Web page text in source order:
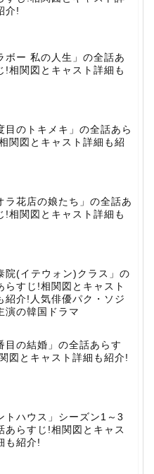
介!
ボー 私の人生」の全話あ
!相関図とキャスト詳細も
目のトキメキ」の全話あら
関図とキャスト詳細も紹
ラ花店の娘たち」の全話あ
!相関図とキャスト詳細も
院(イテウォン)クラス」の
らすじ!相関図とキャスト
紹介!人気俳優パク・ソジ
演の韓国ドラマ
目の結婚」の全話あらす
図とキャスト詳細も紹介!
トハウス」シーズン1～3
あらすじ!相関図とキャス
も紹介!